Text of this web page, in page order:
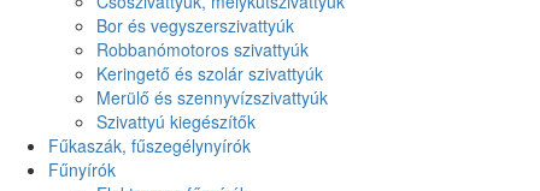
Bor és vegyszerszivattyúk
Robbanómotoros szivattyúk
Keringető és szolár szivattyúk
Merülő és szennyvízszivattyúk
Szivattyú kiegészítők
Fűkaszák, fűszegélynyírók
Fűnyírók